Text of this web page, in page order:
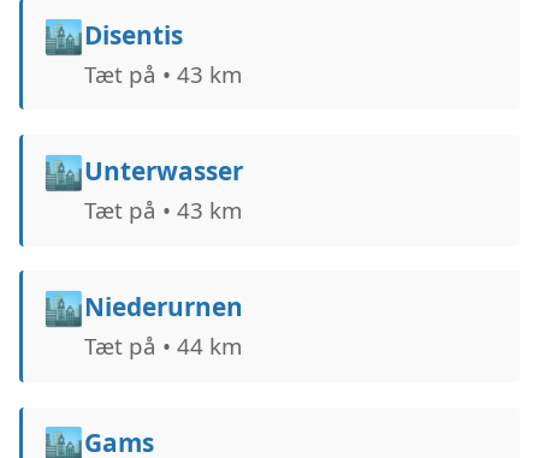
🏙️Disentis
Tæt på • 43 km
🏙️Unterwasser
Tæt på • 43 km
🏙️Niederurnen
Tæt på • 44 km
🏙️Gams